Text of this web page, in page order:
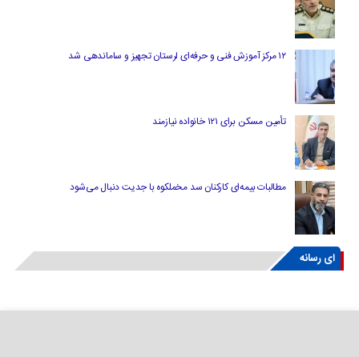
۱۲ مرکز آموزش فنی و حرفه‌ای لرستان تجهیز و ساماندهی شد
تأمین مسکن برای ۱۲۱ خانواده نیازمند
مطالبات بیمه‌ای کارکنان سد مخملکوه با جدیت دنبال می‌شود
ای رسانه